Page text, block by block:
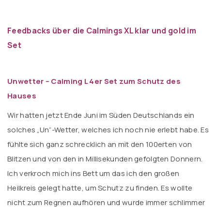
Feedbacks über die Calmings XL klar und gold im
Set
Unwetter – Calming L 4er Set zum Schutz des
Hauses
Wir hatten jetzt Ende Juni im Süden Deutschlands ein
solches „Un“-Wetter, welches ich noch nie erlebt habe. Es
fühlte sich ganz schrecklich an mit den 100erten von
Blitzen und von den in Millisekunden gefolgten Donnern.
Ich verkroch mich ins Bett um das ich den großen
Heilkreis gelegt hatte, um Schutz zu finden. Es wollte
nicht zum Regnen aufhören und wurde immer schlimmer